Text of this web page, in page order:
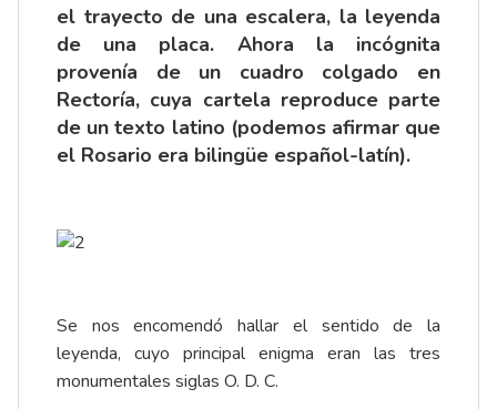
el trayecto de una escalera, la leyenda
de una placa. Ahora la incógnita
provenía de un cuadro colgado en
Rectoría, cuya cartela reproduce parte
de un texto latino (podemos afirmar que
el Rosario era bilingüe español-latín).
Se nos encomendó hallar el sentido de la
leyenda, cuyo principal enigma eran las tres
monumentales siglas O. D. C.